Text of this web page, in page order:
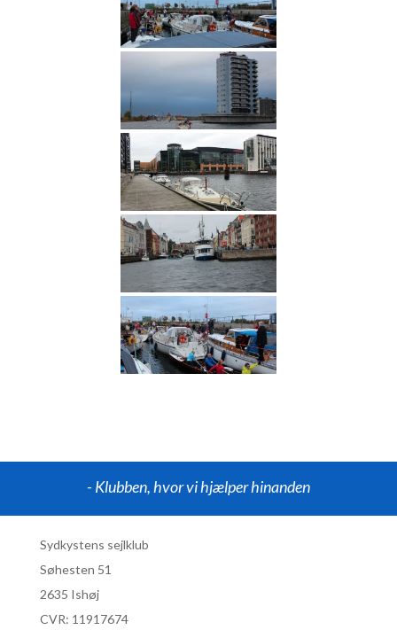
- Klubben, hvor vi hjælper hinanden
Sydkystens sejlklub
Søhesten 51
2635 Ishøj
CVR: 11917674